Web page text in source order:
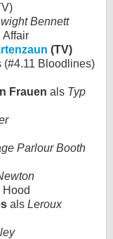
Bennett
Affair
(TV)
(#4.11 Bloodlines)
Frauen als Typ
Parlour Booth
Hood
als Leroux